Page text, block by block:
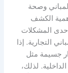
وصحة
الكشف
المشكلات
التجارية. إذا
جسيمة مثل
لذلك،